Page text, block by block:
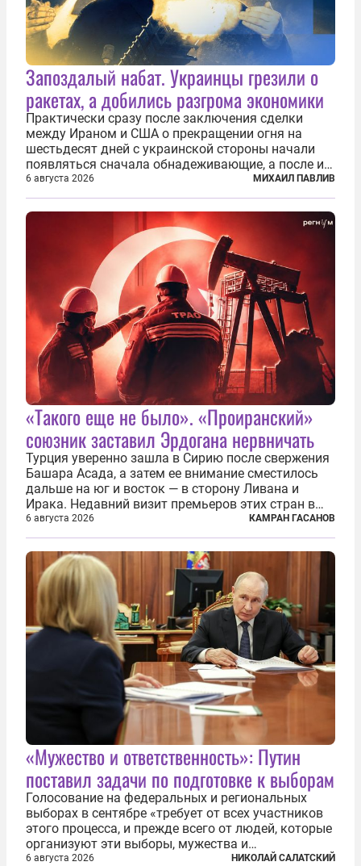
Запоздалый набат. Украинцы грезили о
ракетах, а добились разгрома экономики
Практически сразу после заключения сделки
между Ираном и США о прекращении огня на
шестьдесят дней с украинской стороны начали
появляться сначала обнадеживающие, а после и
вовсе бравурные заявления про некий «перелом»
в войне. Вероятно, в сознании первых лиц
киевского режима и стоящих за ними...
6 августа 2026 МИХАИЛ ПАВЛИВ
«Такого еще не было». «Проиранский»
союзник заставил Эрдогана нервничать
Турция уверенно зашла в Сирию после свержения
Башара Асада, а затем ее внимание сместилось
дальше на юг и восток — в сторону Ливана и
Ирака. Недавний визит премьеров этих стран в
Анкару, договоры об участии турецкой компании
TPAO в разработке нефти иракского Киркука и
«Дороги развития» подтверждают...
6 августа 2026 КАМРАН ГАСАНОВ
«Мужество и ответственность»: Путин
поставил задачи по подготовке к выборам
Голосование на федеральных и региональных
выборах в сентябре «требует от всех участников
этого процесса, и прежде всего от людей, которые
организуют эти выборы, мужества и
ответственного отношения к формированию
6 августа 2026 НИКОЛАЙ САЛАТСКИЙ